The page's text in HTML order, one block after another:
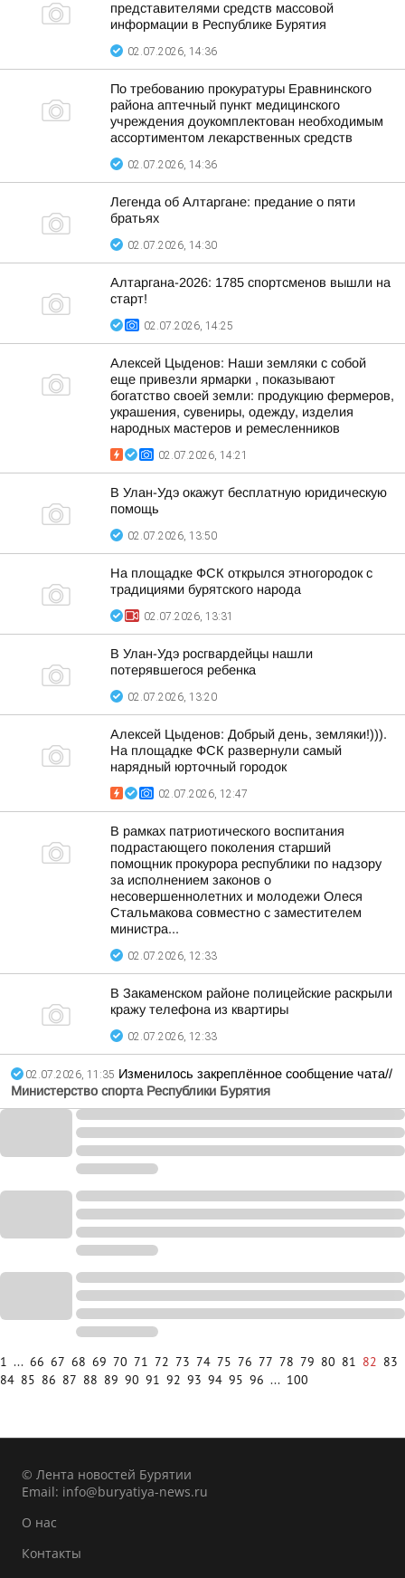
представителями средств массовой
информации в Республике Бурятия
02.07.2026, 14:36
По требованию прокуратуры Еравнинского
района аптечный пункт медицинского
учреждения доукомплектован необходимым
ассортиментом лекарственных средств
02.07.2026, 14:36
Легенда об Алтаргане: предание о пяти
братьях
02.07.2026, 14:30
Алтаргана-2026: 1785 спортсменов вышли на
старт!
02.07.2026, 14:25
Алексей Цыденов: Наши земляки с собой
еще привезли ярмарки , показывают
богатство своей земли: продукцию фермеров,
украшения, сувениры, одежду, изделия
народных мастеров и ремесленников
02.07.2026, 14:21
В Улан-Удэ окажут бесплатную юридическую
помощь
02.07.2026, 13:50
На площадке ФСК открылся этногородок с
традициями бурятского народа
02.07.2026, 13:31
В Улан-Удэ росгвардейцы нашли
потерявшегося ребенка
02.07.2026, 13:20
Алексей Цыденов: Добрый день, земляки!))).
На площадке ФСК развернули самый
нарядный юрточный городок
02.07.2026, 12:47
В рамках патриотического воспитания
подрастающего поколения старший
помощник прокурора республики по надзору
за исполнением законов о
несовершеннолетних и молодежи Олеся
Стальмакова совместно с заместителем
министра...
02.07.2026, 12:33
В Закаменском районе полицейские раскрыли
кражу телефона из квартиры
02.07.2026, 12:33
02.07.2026, 11:35 Изменилось закреплённое сообщение чата//
Министерство спорта Республики Бурятия
1 ... 66 67 68 69 70 71 72 73 74 75 76 77 78 79 80 81 82 83
84 85 86 87 88 89 90 91 92 93 94 95 96 ... 100
© Лента новостей Бурятии
Email: info@buryatiya-news.ru
О нас
Контакты